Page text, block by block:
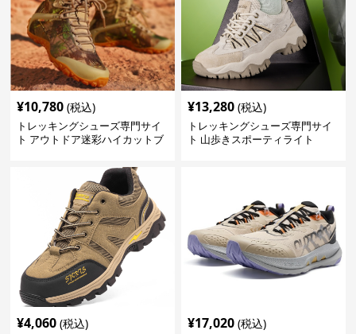
¥10,780 (税込)
トレッキングシューズ専門サイ
ト アウトドア迷彩ハイカットブ
¥13,280 (税込)
トレッキングシューズ専門サイ
ト 山歩きスポーティライト
¥4,060 (税込) ¥17,020 (税込)